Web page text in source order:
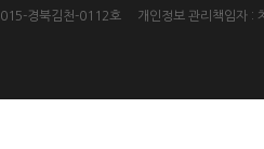
경북김천-0112호 개인정보 관리책임자 :